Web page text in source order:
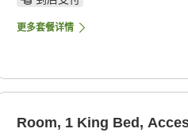
更多套餐详情
Room, 1 King Bed,